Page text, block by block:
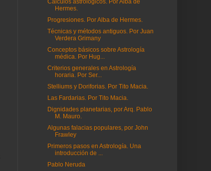
Cálculos astrológicos. Por Alba de
Hermes.
Progresiones. Por Alba de Hermes.
Técnicas y métodos antiguos. Por Juan
Verdera Grimany
Conceptos básicos sobre Astrología
médica. Por Hug...
Criterios generales en Astrología
horaria. Por Ser...
Stelliums y Doriforias. Por Tito Macia.
Las Fardarias. Por Tito Macia.
Dignidades planetarias, por Arq. Pablo
M. Mauro.
Algunas falacias populares, por John
Frawley
Primeros pasos en Astrología. Una
introducción de ...
Pablo Neruda